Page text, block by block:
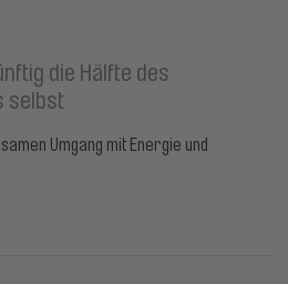
die Hälfte des
selbst
Umgang mit Energie und